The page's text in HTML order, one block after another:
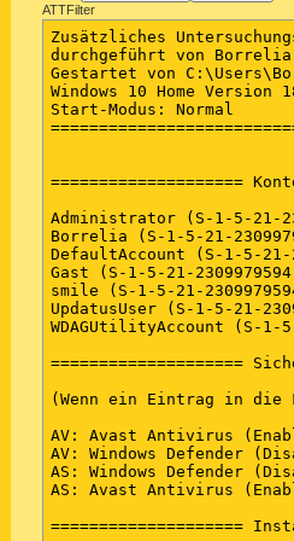
ATTFilter
Zusätzliches Untersuchungsergebnis von Farbar Recovery Scan Tool (x64) Version: 24.10.2018
durchgeführt von Borrelia (28-10-2018 18:09:09)
Gestartet von C:\Users\Borrelia\Downloads
Windows 10 Home Version 1803 17134.345 (X64) (2018-05-26 09:57:21)
Start-Modus: Normal
==========================================================


==================== Konten: =============================

Administrator (S-1-5-21-2309979594-507184025-2969369814-500 - Administrator - Disabled)
Borrelia (S-1-5-21-2309979594-507184025-2969369814-1002 - Administrator - Enabled) => C:\Users\Borrelia
DefaultAccount (S-1-5-21-2309979594-507184025-2969369814-503 - Limited - Disabled)
Gast (S-1-5-21-2309979594-507184025-2969369814-501 - Limited - Disabled)
smile (S-1-5-21-2309979594-507184025-2969369814-1003 - Limited - Disabled)
UpdatusUser (S-1-5-21-2309979594-507184025-2969369814-1001 - Limited - Enabled) => C:\Users\UpdatusUser
WDAGUtilityAccount (S-1-5-21-2309979594-507184025-2969369814-504 - Limited - Disabled)

==================== Sicherheits-Center ========================

(Wenn ein Eintrag in die Fixlist aufgenommen wird, wird er entfernt.)

AV: Avast Antivirus (Enabled - Up to date) {8EA8924E-BC81-DC44-8BB0-8BAE75D86EBF}
AV: Windows Defender (Disabled - Up to date) {D68DDC3A-831F-4fae-9E44-DA132C1ACF46}
AS: Windows Defender (Disabled - Up to date) {D68DDC3A-831F-4fae-9E44-DA132C1ACF46}
AS: Avast Antivirus (Enabled - Up to date) {35C973AA-9ABB-D3CA-B100-B0DC0E5F2402}

==================== Installierte Programme ======================

(Nur Adware-Programme mit dem Zusatz "Hidden" können in die Fixlist aufgenommen werden, um sie sichtbar zu machen. Die Adware-Programme sollten manuell deinstalliert werden.)

Adobe Acrobat Reader DC - Deutsch (HKLM-x32\...\{AC76BA86-7AD7-1031-7B44-AC0F074E4100}) (Version: 19.008.20080 - Adobe Systems Incorporated)
Adobe Stock Photos 1.0 (HKLM-x32\...\{786C5747-0C40-4930-9AFE-113BCE553101}) (Version: 1.0.1 - Adobe Systems)
Amazon Music (HKU\S-1-5-21-2309979594-507184025-2969369814-1002\...\Amazon Amazon Music) (Version: 6.8.1.1388 - Amazon Services LLC)
Avast Free Antivirus (HKLM-x32\...\Avast Antivirus) (Version: 18.7.2354 - AVAST Software)
Conexant HD Audio (HKLM\...\CNXT_AUDIO_HDA) (Version: 8.66.16.50 - Conexant)
Dolby Digital Plus Advanced Audio (HKLM\...\{B0BFC63F-EA07-419E-960B-3FB2ED5DD0B2}) (Version: 7.6.5.1 - Dolby Laboratories Inc)
Dropbox (HKLM-x32\...\Dropbox) (Version: 60.4.107 - Dropbox, Inc.)
Dropbox Update Helper (HKLM-x32\...\{099218A5-A723-43DC-8DB5-6173656A1E94}) (Version: 1.3.141.1 - Dropbox, Inc.) Hidden
Galiastro Profi Version 5.3 (HKLM-